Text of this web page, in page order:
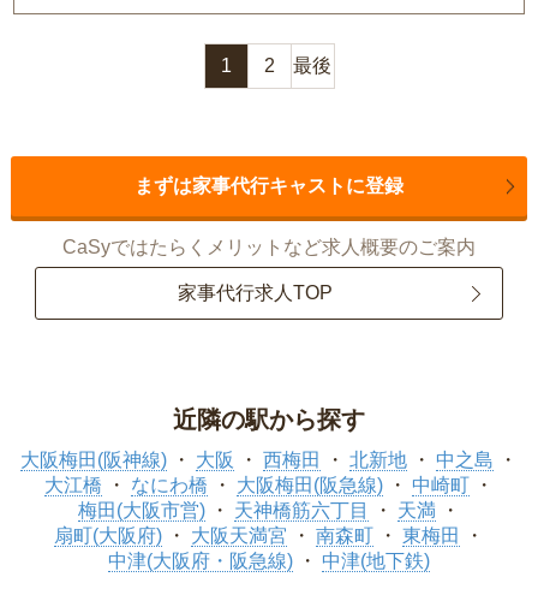
1 2 最後
まずは家事代行キャストに登録
CaSyではたらくメリットなど求人概要のご案内
家事代行求人TOP
近隣の駅から探す
大阪梅田(阪神線) 大阪 西梅田 北新地
中之島
大江橋
なにわ橋 大阪梅田(阪急線)
中崎町
梅田(大阪市営)
天神橋筋六丁目
天満
扇町(大阪府)
大阪天満宮 南森町
東梅田
中津(大阪府・阪急線)
中津(地下鉄)